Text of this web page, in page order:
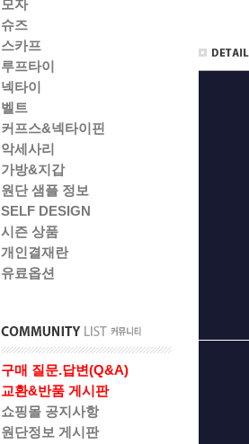
모자
슈즈
스카프
루프타이
넥타이
벨트
커프스&넥타이핀
악세사리
가방&지갑
원단 샘플 정보
SELF DESIGN
시즌 상품
개인결재란
유료옵션
구매 질문.답변(Q&A)
교환&반품 게시판
쇼핑몰 공지사항
원단정보 게시판